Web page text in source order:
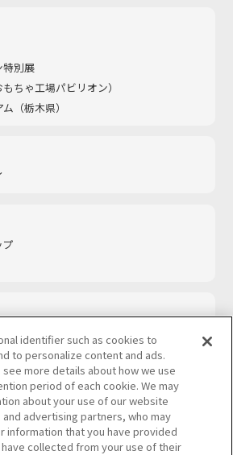
特別展
ちゃ工場パビリオン）​
（栃木県）
プ
identifier such as cookies to
to personalize content and ads.
more details about how we use
period of each cookie. We may
about your use of our website
advertising partners, who may
information that you have provided
collected from your use of their